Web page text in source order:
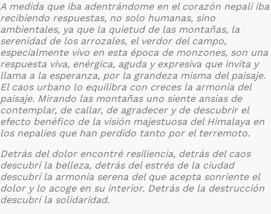
A medida que iba adentrándome en el corazón nepalí iba
recibiendo respuestas, no solo humanas, sino
ambientales, ya que la quietud de las montañas, la
serenidad de los arrozales, el verdor del campo,
especialmente vivo en esta época de monzones, son una
respuesta viva, enérgica, aguda y expresiva que invita y
llama a la esperanza, por la grandeza misma del paisaje.
El caos urbano lo equilibra con creces la armonía del
paisaje. Mirando las montañas uno siente ansias de
contemplar, de callar, de agradecer y de descubrir el
efecto benéfico de la visión majestuosa del Himalaya en
los nepalíes que han perdido tanto por el terremoto.
Detrás del dolor encontré resiliencia, detrás del caos
descubrí la belleza, detrás del estrés de la ciudad
descubrí la armonía serena del que acepta sonriente el
dolor y lo acoge en su interior. Detrás de la destrucción
descubrí la solidaridad.